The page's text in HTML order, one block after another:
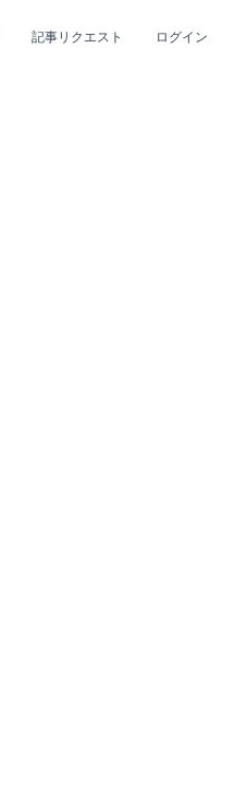
記事リクエスト ログイン